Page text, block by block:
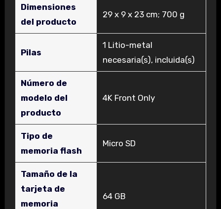
Dimensiones
del producto
‎29 x 9 x 23 cm; 700 g
Pilas
‎1 Litio-metal
necesaria(s), incluida(s)
Número de
modelo del
producto
‎4K Front Only
Tipo de
memoria flash
‎Micro SD
Tamaño de la
tarjeta de
memoria
‎64 GB